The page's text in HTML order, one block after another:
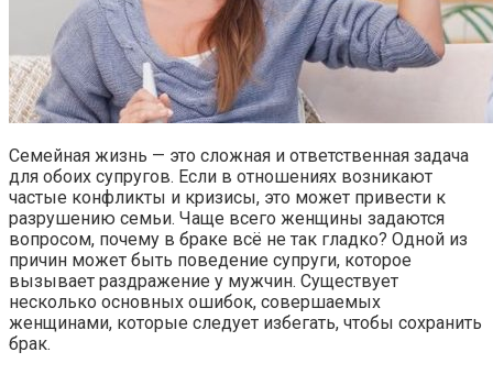
Семейная жизнь — это сложная и ответственная задача
для обоих супругов. Если в отношениях возникают
частые конфликты и кризисы, это может привести к
разрушению семьи. Чаще всего женщины задаются
вопросом, почему в браке всё не так гладко? Одной из
причин может быть поведение супруги, которое
вызывает раздражение у мужчин. Существует
несколько основных ошибок, совершаемых
женщинами, которые следует избегать, чтобы сохранить
брак.